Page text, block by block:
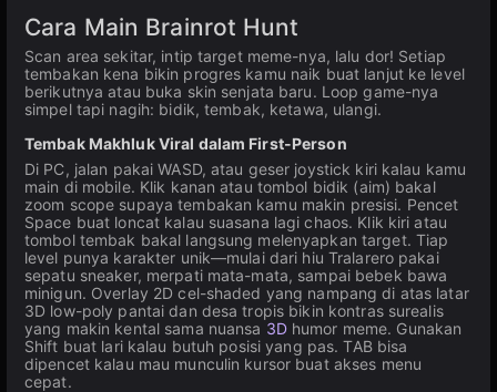
Cara Main Brainrot Hunt
Scan area sekitar, intip target meme-nya, lalu dor! Setiap
tembakan kena bikin progres kamu naik buat lanjut ke level
berikutnya atau buka skin senjata baru. Loop game-nya
simpel tapi nagih: bidik, tembak, ketawa, ulangi.
Tembak Makhluk Viral dalam First-Person
Di PC, jalan pakai WASD, atau geser joystick kiri kalau kamu
main di mobile. Klik kanan atau tombol bidik (aim) bakal
zoom scope supaya tembakan kamu makin presisi. Pencet
Space buat loncat kalau suasana lagi chaos. Klik kiri atau
tombol tembak bakal langsung melenyapkan target. Tiap
level punya karakter unik—mulai dari hiu Tralarero pakai
sepatu sneaker, merpati mata-mata, sampai bebek bawa
minigun. Overlay 2D cel-shaded yang nampang di atas latar
3D low-poly pantai dan desa tropis bikin kontras surealis
yang makin kental sama nuansa 3Dhumor meme. Gunakan
Shift buat lari kalau butuh posisi yang pas. TAB bisa
dipencet kalau mau munculin kursor buat akses menu
cepat.